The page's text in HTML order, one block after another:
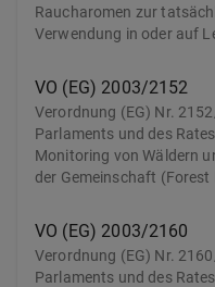
Raucharomen zur
Verwendung in oder auf
VO (EG) 2003/2152
Verordnung (EG) Nr.
Parlaments und des
Monitoring von Wäldern
der Gemeinschaft (Forest
VO (EG) 2003/2160
Verordnung (EG) Nr.
Parlaments und des